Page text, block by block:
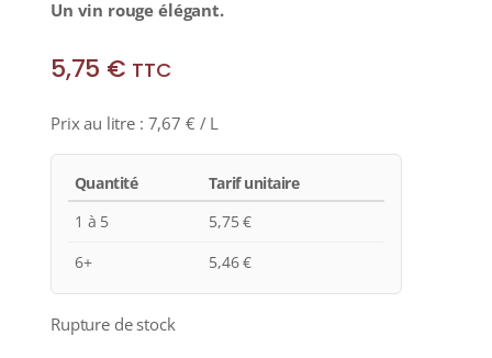
Un vin rouge élégant.
5,75 € TTC
Prix au litre : 7,67 € / L
Quantité
Tarif unitaire
1 à 5
5,75€
6+
5,46€
Rupture de stock